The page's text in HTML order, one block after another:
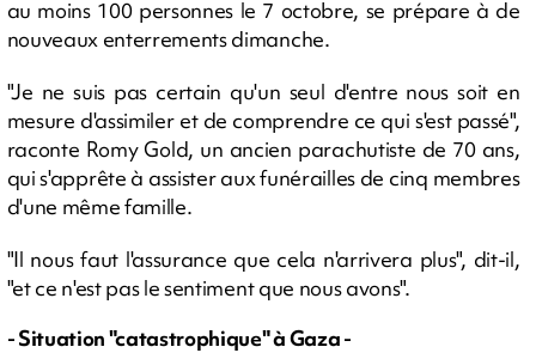
au moins 100 personnes le 7 octobre, se prépare à de
nouveaux enterrements dimanche.
"Je ne suis pas certain qu'un seul d'entre nous soit en
mesure d'assimiler et de comprendre ce qui s'est passé",
raconte Romy Gold, un ancien parachutiste de 70 ans,
qui s'apprête à assister aux funérailles de cinq membres
d'une même famille.
"Il nous faut l'assurance que cela n'arrivera plus", dit-il,
"et ce n'est pas le sentiment que nous avons".
- Situation "catastrophique" à Gaza -